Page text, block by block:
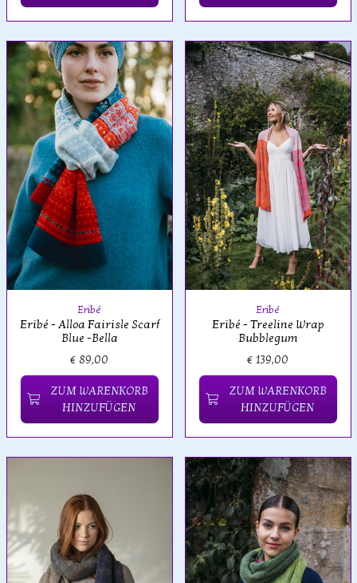
Eribé
Eribé - Alloa Fairisle Scarf
Blue -Bella
€ 89,00
ZUM WARENKORB
HINZUFÜGEN
Eribé
Eribé - Treeline Wrap
Bubblegum
€ 139,00
ZUM WARENKORB
HINZUFÜGEN